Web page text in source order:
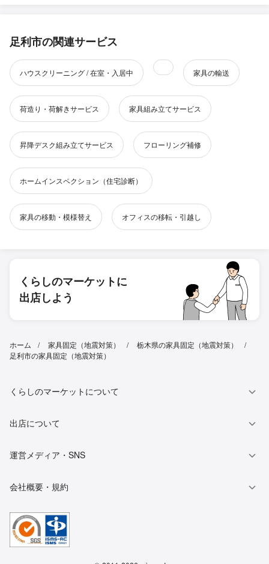
足利市の関連サービス
ハウスクリーニング / 在室・入居中 家具の輸送
荷造り・荷解きサービス 家具組み立てサービス
昇降デスク組み立てサービス フローリング補修
ホームインスペクション（住宅診断）
家具の移動・模様替え オフィスの移転・引越し
くらしのマーケットに
出店しよう
ホーム 家具固定（地震対策）
栃木県の家具固定（地震対策）
足利市の家具固定（地震対策）
くらしのマーケットについて
出店について
運営メディア・SNS
会社概要・規約